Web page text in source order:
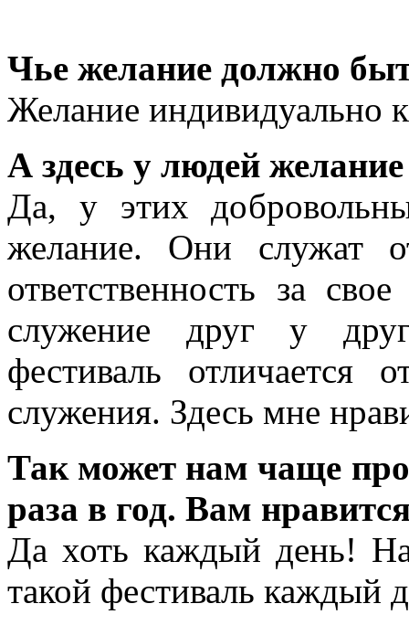
Чье желание должно
Желание индивидуально
А здесь у людей желание
Да, у этих
желание. Они служат
ответственность за
служение друг у
фестиваль отличается
служения. Здесь мне
Так может нам чаще
раза в год. Вам
Да хоть каждый день!
такой фестиваль каждый